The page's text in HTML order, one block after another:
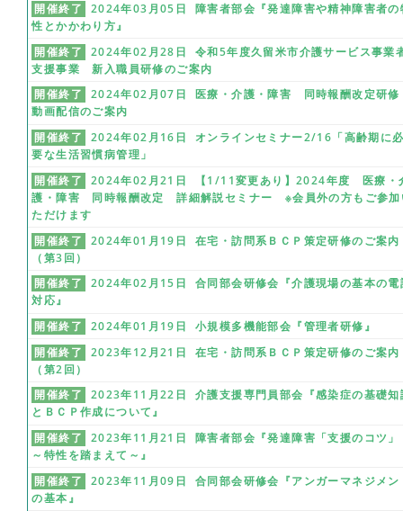
開催終了
2024年03月05日 障害者部会『発達障害や精神障害者の
性とかかわり方』
開催終了
2024年02月28日 令和5年度久留米市介護サービス事業
支援事業 新入職員研修のご案内
開催終了
2024年02月07日 医療・介護・障害 同時報酬改定研
動画配信のご案内
開催終了
2024年02月16日 オンラインセミナー2/16「高齢期に
要な生活習慣病管理」
開催終了
2024年02月21日 【1/11変更あり】2024年度 医療・
護・障害 同時報酬改定 詳細解説セミナー ※会員外の方もご参加
ただけます
開催終了
2024年01月19日 在宅・訪問系ＢＣＰ策定研修のご案内
（第3回）
開催終了
2024年02月15日 合同部会研修会『介護現場の基本の電
対応』
開催終了
2024年01月19日 小規模多機能部会『管理者研修』
開催終了
2023年12月21日 在宅・訪問系ＢＣＰ策定研修のご案内
（第2回）
開催終了
2023年11月22日 介護支援専門員部会『感染症の基礎知
とＢＣＰ作成について』
開催終了
2023年11月21日 障害者部会『発達障害「支援のコツ」
～特性を踏まえて～』
開催終了
2023年11月09日 合同部会研修会『アンガーマネジメン
の基本』